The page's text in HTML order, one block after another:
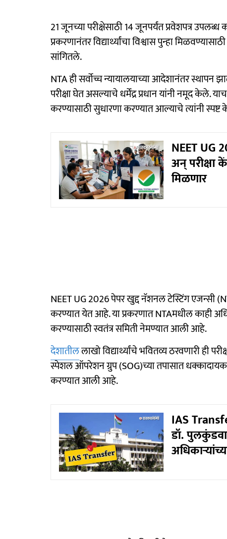
21 जूनच्या परीक्षेसाठी 14 जूनपर्यंत प्रवेशपत्र
प्रकरणानंतर विद्यार्थ्यांचा विश्वास पुन्हा
सांगितले.
NTA ही सर्वोच्च न्यायालयाच्या आदेशानंतर स्थापन
परीक्षा घेत असल्याचे धर्मेंद्र प्रधान यांनी नमूद केले.
करण्यासाठी सुधारणा करण्यात आल्याचे त्यांनी
NEET UG
अन् परीक्षा
मिळणार
NEET UG 2026 पेपर खुद्द नॅशनल टेस्टिंग एजन्सी
करण्यात येत आहे. या प्रकरणात NTAमधील काही
करण्यासाठी स्वतंत्र समिती नेमण्यात आली आहे.
देशातीललाखो विद्यार्थ्यांचे भवितव्य ठरवणारी ही
स्पेशल ऑपरेशन ग्रुप (SOG)च्या तपासात धक्कादायक
करण्यात आली आहे.
IAS
डॉ.